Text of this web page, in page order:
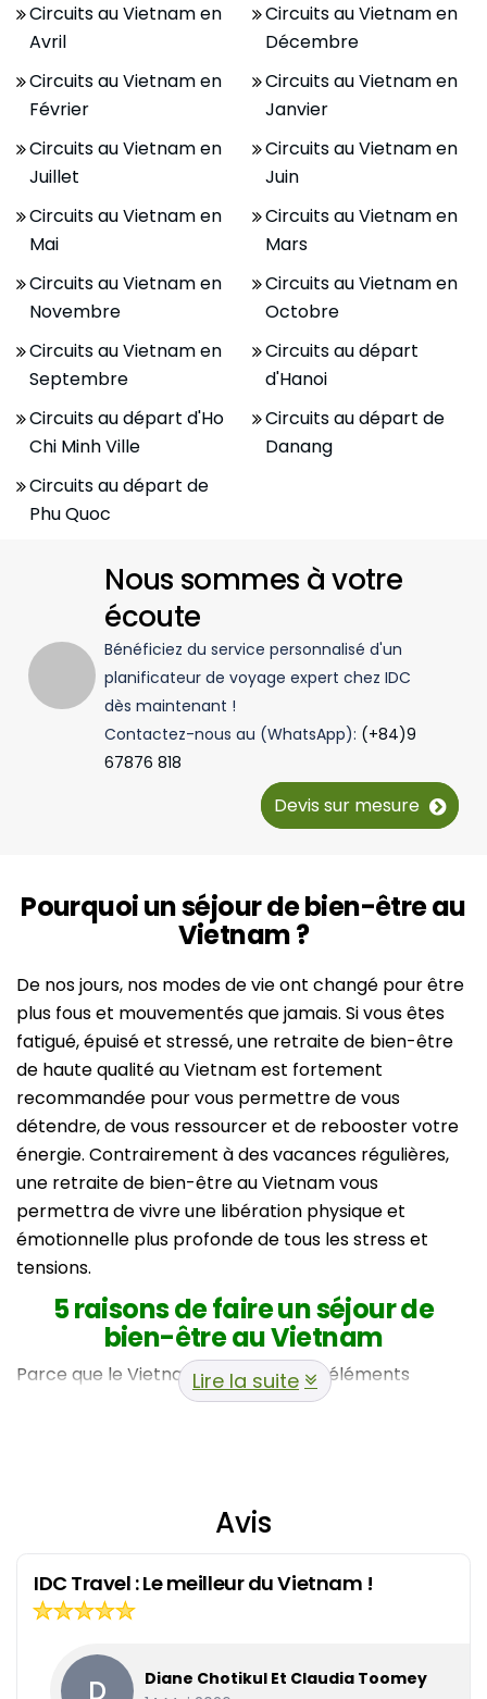
Circuits au Vietnam en
Avril
Circuits au Vietnam en
Décembre
Circuits au Vietnam en
Février
Circuits au Vietnam en
Janvier
Circuits au Vietnam en
Juillet
Circuits au Vietnam en
Juin
Circuits au Vietnam en
Mai
Circuits au Vietnam en
Mars
Circuits au Vietnam en
Novembre
Circuits au Vietnam en
Octobre
Circuits au Vietnam en
Septembre
Circuits au départ
d'Hanoi
Circuits au départ d'Ho
Chi Minh Ville
Circuits au départ de
Danang
Circuits au départ de
Phu Quoc
Nous sommes à votre
écoute
Bénéficiez du service personnalisé d'un
planificateur de voyage expert chez IDC
dès maintenant !
Contactez-nous au (WhatsApp): (+84)9
67876 818
Devis sur mesure
Pourquoi un séjour de bien-être au
Vietnam ?
De nos jours, nos modes de vie ont changé pour être
plus fous et mouvementés que jamais. Si vous êtes
fatigué, épuisé et stressé, une retraite de bien-être
de haute qualité au Vietnam est fortement
recommandée pour vous permettre de vous
détendre, de vous ressourcer et de rebooster votre
énergie. Contrairement à des vacances régulières,
une retraite de bien-être au Vietnam vous
permettra de vivre une libération physique et
émotionnelle plus profonde de tous les stress et
tensions.
5 raisons de faire un séjour de
bien-être au Vietnam
Parce que le Vietnam réunit tous les éléments
essentiels d’un séjour de bien-être réussi : des
plages tropicales propices à la détente et un
profiter pleinement d’une retraite bien-être sans
compromis.
extraordinaires
Lire la suite
Avis
IDC Travel : Le meilleur du Vietnam !
D
Diane Chotikul Et Claudia Toomey